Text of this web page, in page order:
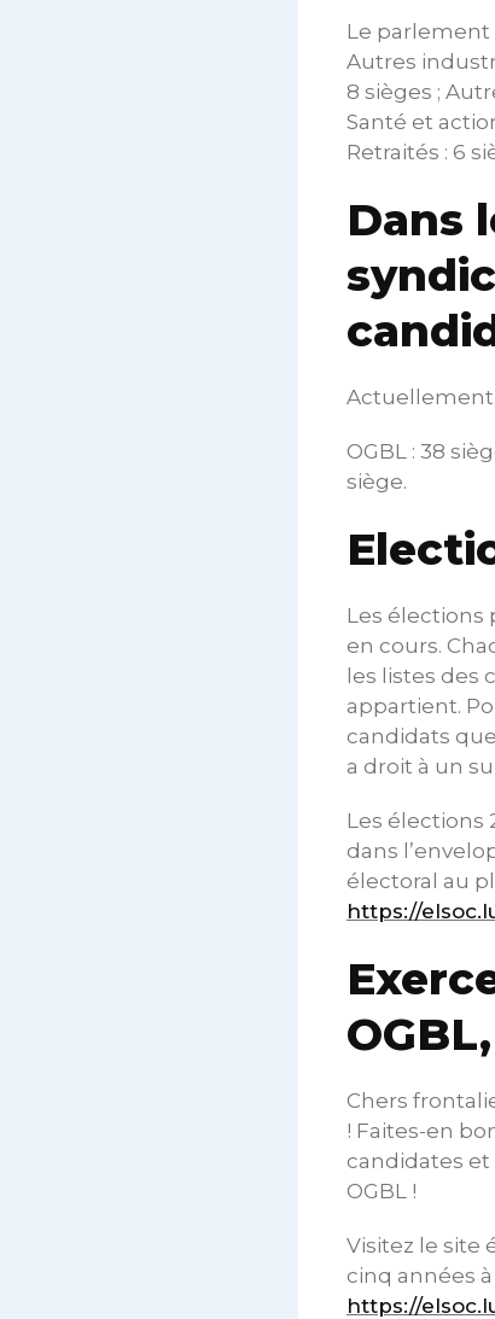
Le parlement
Autres
8 sièges ;
Santé et
Retraités : 6
Dans
OGBL : 38
siège.
Les
en cours.
les listes
appartient.
candidats
a droit à un
Les élections
dans
électoral au
https://
Chers
! Faites-en
candidates et
OGBL !
Visitez le site
cinq années
https://